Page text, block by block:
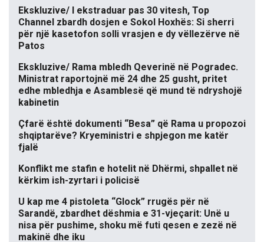
Ekskluzive/ I ekstraduar pas 30 vitesh, Top
Channel zbardh dosjen e Sokol Hoxhës: Si sherri
për një kasetofon solli vrasjen e dy vëllezërve në
Patos
Ekskluzive/ Rama mbledh Qeverinë në Pogradec.
Ministrat raportojnë më 24 dhe 25 gusht, pritet
edhe mbledhja e Asamblesë që mund të ndryshojë
kabinetin
Çfarë është dokumenti “Besa” që Rama u propozoi
shqiptarëve? Kryeministri e shpjegon me katër
fjalë
Konflikt me stafin e hotelit në Dhërmi, shpallet në
kërkim ish-zyrtari i policisë
U kap me 4 pistoleta “Glock” rrugës për në
Sarandë, zbardhet dëshmia e 31-vjeçarit: Unë u
nisa për pushime, shoku më futi qesen e zezë në
makinë dhe iku